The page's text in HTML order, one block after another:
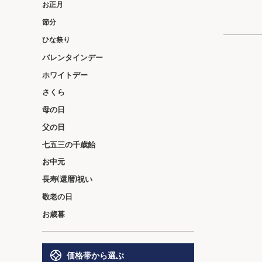
お正月
節分
ひな祭り
バレンタインデー
ホワイトデー
さくら
母の日
父の日
七五三の千歳飴
お中元
長寿(還暦)祝い
敬老の日
お歳暮
価格帯から選ぶ